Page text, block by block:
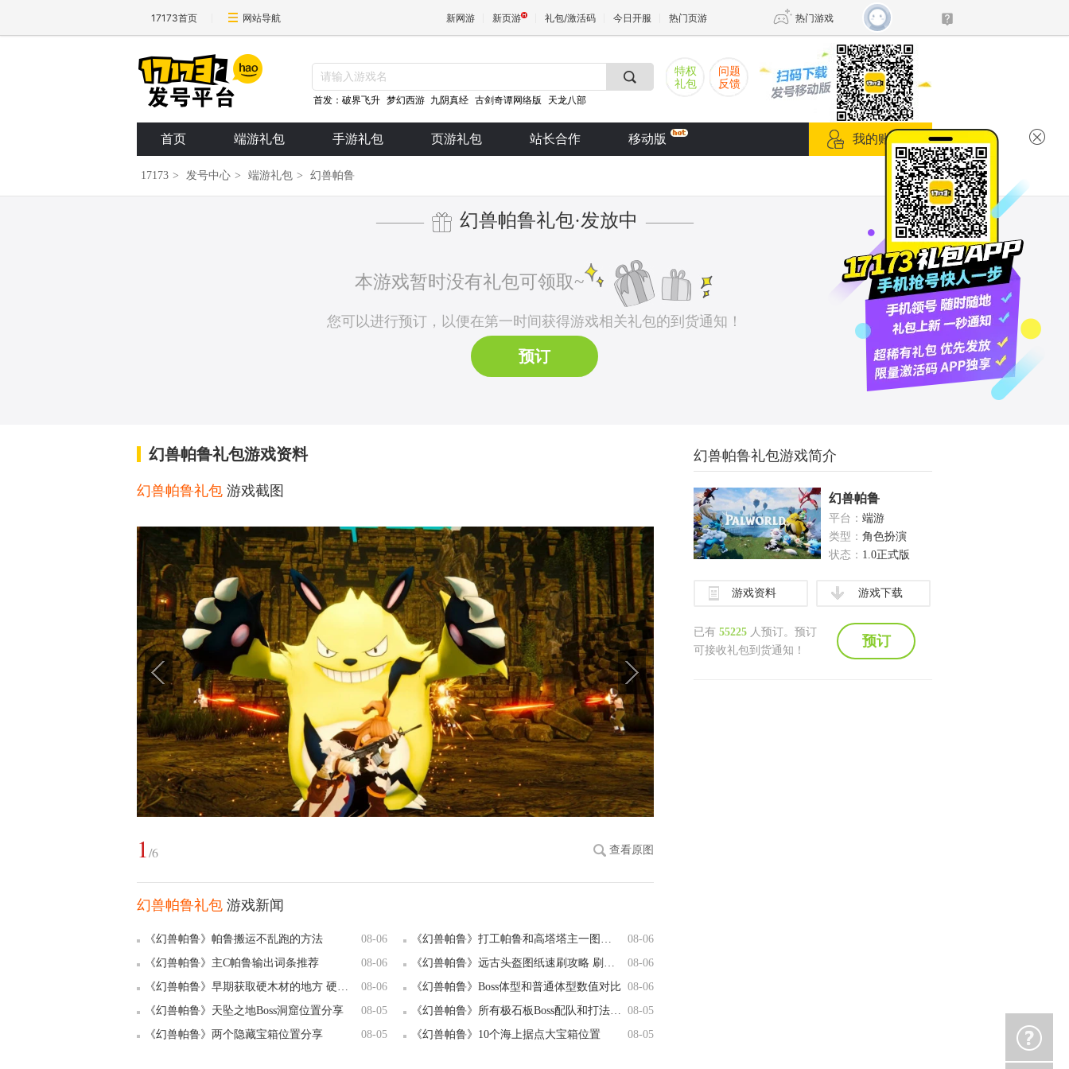
17173首页 网站导航 新网游 新页游 礼包/激活码 今日开服 热门页游 热门游戏
传奇4
新天龙八部
王权与自由 诛仙世界 新仙侠5
首发：破界飞升 梦幻西游 九阴真经 古剑奇谭网络版 天龙八部
特权
礼包
问题
反馈
首页 端游礼包 手游礼包 页游礼包 站长合作 移动版 我的账号箱
17173 > 发号中心 > 端游礼包 > 幻兽帕鲁
——— 幻兽帕鲁礼包·发放中 ———
本游戏暂时没有礼包可领取~
您可以进行预订，以便在第一时间获得游戏相关礼包的到货通知！
预订
幻兽帕鲁礼包游戏资料
幻兽帕鲁礼包 游戏截图
1/6 查看原图
幻兽帕鲁礼包 游戏新闻
《幻兽帕鲁》帕鲁搬运不乱跑的方法 08-06
08-06
《幻兽帕鲁》主C帕鲁输出词条推荐
08-06
08-06
08-06 《幻兽帕鲁》Boss体型和普通体型数值对比 08-06
《幻兽帕鲁》天坠之地Boss洞窟位置分享
08-05
08-05
《幻兽帕鲁》两个隐藏宝箱位置分享
08-05 《幻兽帕鲁》10个海上据点大宝箱位置 08-05
幻兽帕鲁礼包游戏简介
幻兽帕鲁
平台： 端游
类型： 角色扮演
状态： 1.0正式版
游戏资料 游戏下载
已有 55225 人预订。预订
可接收礼包到货通知！
预订